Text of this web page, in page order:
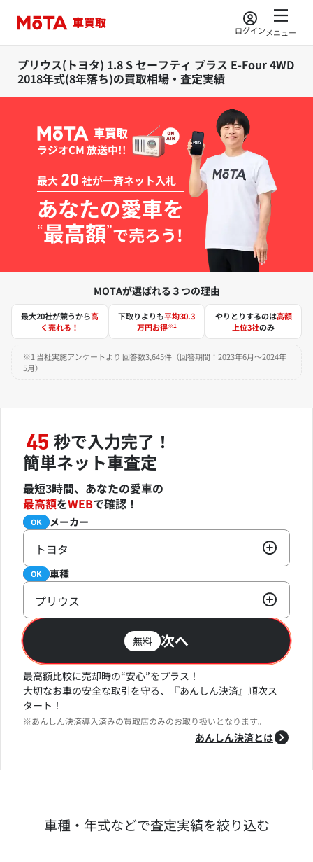
ログインメニュー
プリウス(トヨタ) 1.8 S セーフティ プラス E-Four 4WD
2018年式(8年落ち)の買取相場・査定実績
ラジオCM 放送中!!
最大 20 社が一斉ネット入札
あなたの愛車を
“最高額”で売ろう!
MOTAが選ばれる３つの理由
最大20社が競うから高
く売れる！
下取りよりも平均30.3
万円お得※1
やりとりするのは高額
上位3社のみ
※1 当社実施アンケートより 回答数3,645件（回答期間：2023年6月～2024年
5月）
45 秒で入力完了！
簡単ネット車査定
最短3時間、あなたの愛車の
最高額をWEBで確認！
必須 メーカー
OK
トヨタ
必須 車種
OK
プリウス
無料 次へ
最高額比較に売却時の“安心”をプラス！
大切なお車の安全な取引を守る、『あんしん決済』順次ス
タート！
※あんしん決済導入済みの買取店のみのお取り扱いとなります。
あんしん決済とは
車種・年式などで査定実績を絞り込む